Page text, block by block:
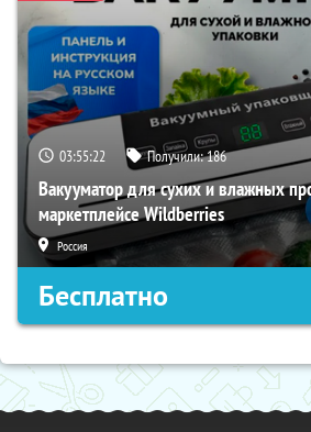
03:55:21 Получили:186
Вакууматор для сухих и влажных
маркетплейсе Wildberries
Россия
Бесплатно